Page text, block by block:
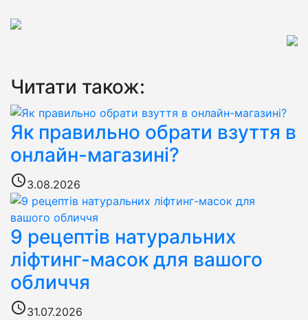
Читати також:
Як правильно обрати взуття в
онлайн-магазині?
access_time3.08.2026
9 рецептів натуральних
ліфтинг-масок для вашого
обличчя
access_time31.07.2026